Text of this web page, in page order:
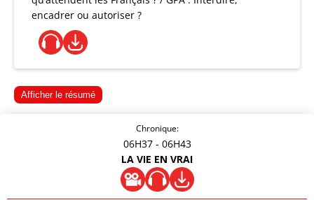
encadrer ou autoriser ?
Afficher le résumé
Chronique:
06H37 - 06H43
LA VIE EN VRAI